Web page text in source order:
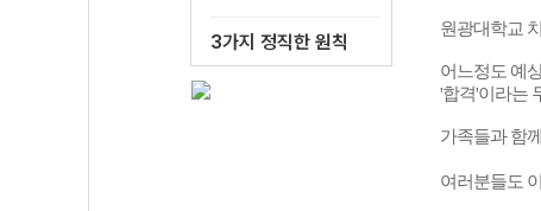
3가지 정직한 원칙
원광대학교
어느정도 예
'합격'이라는
가족들과 함
여러분들도